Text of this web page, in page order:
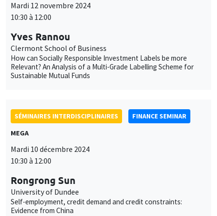
Mardi 12 novembre 2024
10:30 à 12:00
Yves Rannou
Clermont School of Business
How can Socially Responsible Investment Labels be more
Relevant? An Analysis of a Multi-Grade Labelling Scheme for
Sustainable Mutual Funds
SÉMINAIRES INTERDISCIPLINAIRES
FINANCE SEMINAR
MEGA
Mardi 10 décembre 2024
10:30 à 12:00
Rongrong Sun
University of Dundee
Self-employment, credit demand and credit constraints:
Evidence from China